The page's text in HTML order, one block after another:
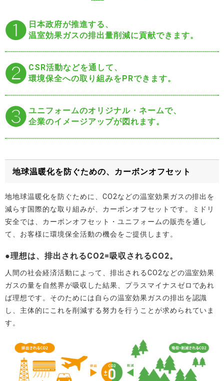
❶日本政府が推進する、
温室効果ガスの排出量削減に貢献できます。
❷CSR活動などを通して、
環境保全への取り組みをPRできます。
❸ユニフォームのオリジナル・ネームで、
企業のイメージアップが図れます。
地球温暖化を防ぐための、カーボンオフセット
地地球温暖化を防ぐために、CO2などの温室効果ガスの排出を
減らす国際的な取り組みが、カーボンオフセットです。ミドリ
安全では、カーボンオフセット・ユニフォームの販売を通し
て、お客様に環境保全活動の機会をご提供します。
●理想は、排出されるCO2=吸収されるCO2。
人間の社会経済活動によって、排出されるCO2などの温室効果
ガスの量を自然界が吸収した結果、プラスマイナスゼロであれ
ば理想です。そのためには自らの温室効果ガスの排出を認識
し、主体的にこれを削減する努力を行うことが求められていま
す。